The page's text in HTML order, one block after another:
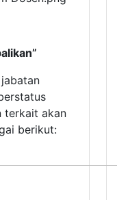
terkait akan
berikut: